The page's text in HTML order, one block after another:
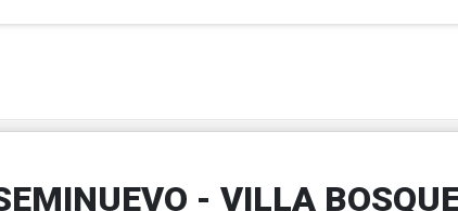
- VILLA